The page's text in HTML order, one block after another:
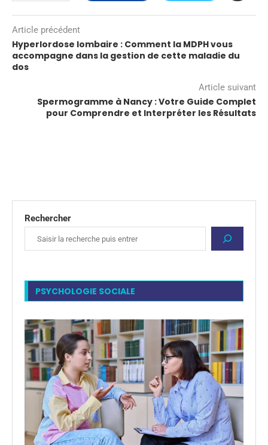
Article précédent
Hyperlordose lombaire : Comment la MDPH vous
accompagne dans la gestion de cette maladie du
dos
Article suivant
Spermogramme à Nancy : Votre Guide Complet
pour Comprendre et Interpréter les Résultats
Rechercher
PSYCHOLOGIE SOCIALE